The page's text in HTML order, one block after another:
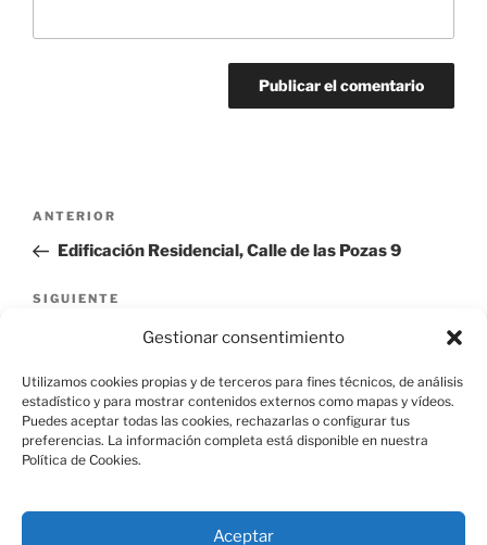
Gestionar consentimiento
Utilizamos cookies propias y de terceros para fines técnicos, de análisis
estadístico y para mostrar contenidos externos como mapas y vídeos.
Puedes aceptar todas las cookies, rechazarlas o configurar tus
preferencias. La información completa está disponible en nuestra
Política de Cookies.
Aceptar
Navegación
entradas
Entrada
anterior:
ANTERIOR
Edificación Residencial, Calle de las Pozas 9
Siguiente
SIGUIENTE
Edificación Residencial, Calle del Rey 22